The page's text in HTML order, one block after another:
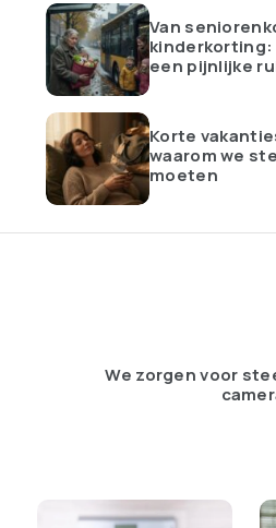
Van
kinderkorting:
een pijnlijke
Korte
waarom we
moeten
We zorgen voor